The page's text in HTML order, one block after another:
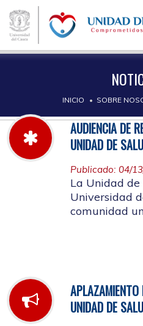
INICIO SOBRE
AUDIENCIA DE
UNIDAD DE
Publicado: 04/
La Unidad
Universidad
comunidad
APLAZAMIENTO
UNIDAD DE